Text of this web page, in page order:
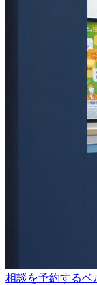
相談を予約するベ